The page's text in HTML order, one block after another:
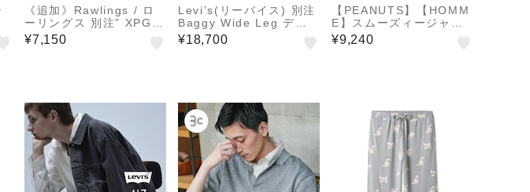
ーム
《追加》Rawlings / ロ
ーリングス 別注” XPG3”
グローブアート プリント
Tシャツ
¥7,150
Levi’s(リーバイス) 別注
Baggy Wide Leg デニ
ムパンツ（L28）
¥18,700
【PEANUTS】【HOMM
E】スムーズィージャガ
ードプルオーバー
¥9,240